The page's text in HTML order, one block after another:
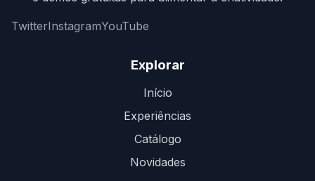
TwitterInstagramYouTube
Explorar
Início
Experiências
Catálogo
Novidades